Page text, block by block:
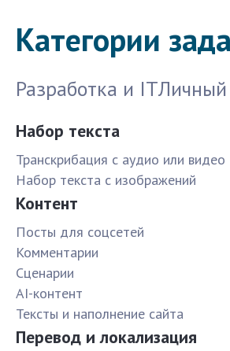
Категории
Разработка и IT
Набор текста
Транскрибация с аудио или видео
Набор текста с изображений
Контент
Посты для соцсетей
Комментарии
Сценарии
AI-контент
Тексты и наполнение сайта
Перевод и локализация